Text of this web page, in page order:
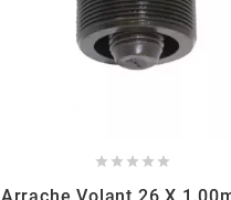
    